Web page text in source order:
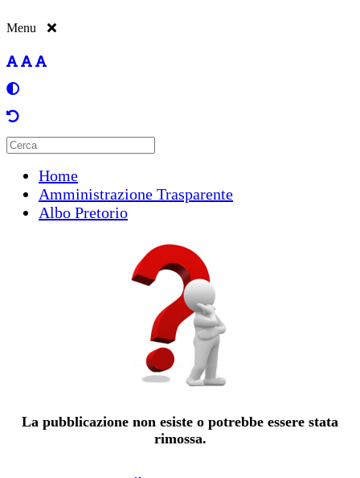
Menu
Home
Amministrazione Trasparente
Albo Pretorio
La pubblicazione non esiste o potrebbe essere stata
rimossa.